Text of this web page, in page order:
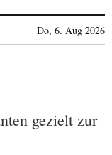
Do, 6. Aug 2026
gezielt zur